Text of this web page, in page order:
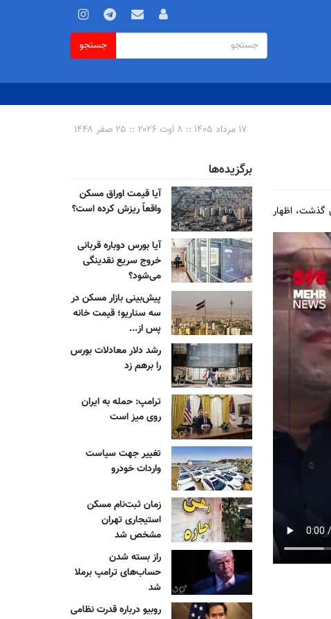
فرم
جستجو
جستجو
۱۷ مرداد ۱۴۰۵ :: ۸ اوت ۲۰۲۶ :: ۲۵ صفر ۱۴۴۸
گذشت، اظهار
برگزیده‌ها
آیا قیمت اوراق مسکن
واقعاً ریزش کرده است؟
آیا بورس دوباره قربانی
خروج سریع نقدینگی
می‌شود؟
پیش‌بینی بازار مسکن در
سه سناریو؛ قیمت خانه
پس از...
رشد دلار معادلات بورس
را برهم زد
ترامپ: حمله به ایران
روی میز است
تغییر جهت سیاست
واردات خودرو
زمان ثبت‌نام مسکن
استیجاری تهران
مشخص شد
راز بسته شدن
حساب‌های ترامپ برملا
شد
روبیو درباره قدرت نظامی